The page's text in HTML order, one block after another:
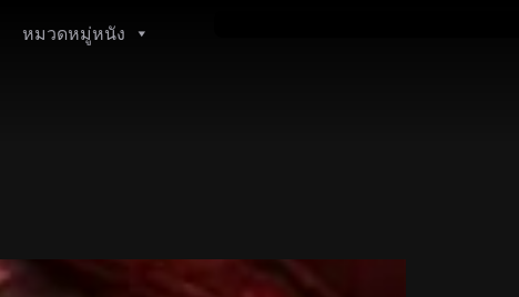
หมวดหมู่หนัง